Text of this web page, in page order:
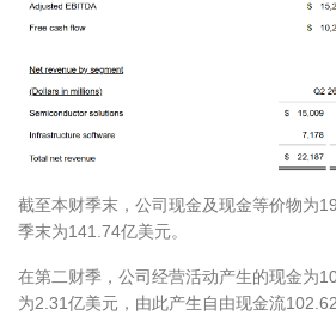
截至本财季末，公司现金及现金等价物为
季末为141.74亿美元。
在第二财季，公司经营活动产生的现金为
为2.31亿美元，由此产生自由现金流102.62